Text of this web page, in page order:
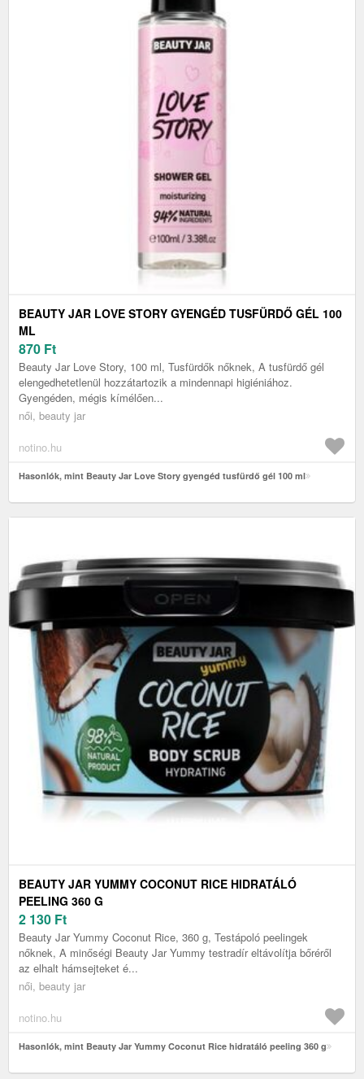
BEAUTY JAR LOVE STORY GYENGÉD TUSFÜRDŐ GÉL 100
ML
870 Ft
Beauty Jar Love Story, 100 ml, Tusfürdők nőknek, A tusfürdő gél
elengedhetetlenül hozzátartozik a mindennapi higiéniához.
Gyengéden, mégis kímélően...
női, beauty jar
notino.hu
Hasonlók, mint Beauty Jar Love Story gyengéd tusfürdő gél 100 ml
BEAUTY JAR YUMMY COCONUT RICE HIDRATÁLÓ
PEELING 360 G
2 130 Ft
Beauty Jar Yummy Coconut Rice, 360 g, Testápoló peelingek
nőknek, A minőségi Beauty Jar Yummy testradír eltávolítja bőréről
az elhalt hámsejteket é...
női, beauty jar
notino.hu
Hasonlók, mint Beauty Jar Yummy Coconut Rice hidratáló peeling 360 g